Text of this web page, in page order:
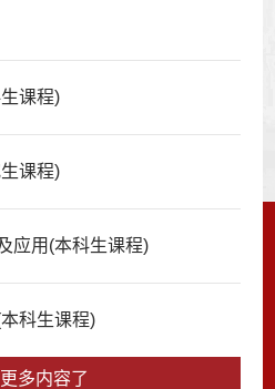
课程)
课程)
应用(本科生课程)
科生课程)
多内容了